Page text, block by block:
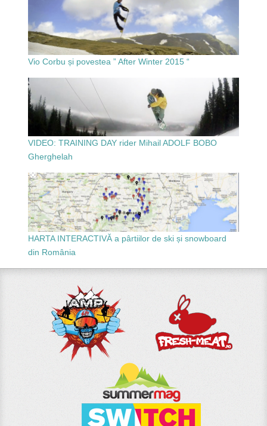
Vio Corbu și povestea ” After Winter 2015 “
VIDEO: TRAINING DAY rider Mihail ADOLF BOBO
Gherghelah
HARTA INTERACTIVĂ a pârtiilor de ski și snowboard
din România